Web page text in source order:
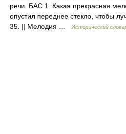
речи. БАС 1. Какая прекрасная
опустил переднее стекло, чтобы
35. || Мелодия …
Исторический